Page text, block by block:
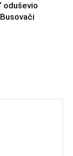
oduševio